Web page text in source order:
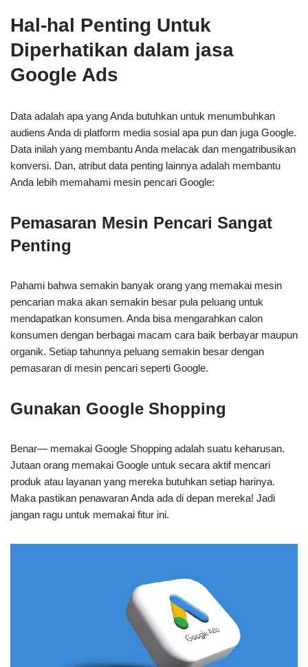
Hal-hal Penting Untuk
Diperhatikan dalam jasa
Google Ads
Data adalah apa yang Anda butuhkan untuk menumbuhkan
audiens Anda di platform media sosial apa pun dan juga Google.
Data inilah yang membantu Anda melacak dan mengatribusikan
konversi. Dan, atribut data penting lainnya adalah membantu
Anda lebih memahami mesin pencari Google:
Pemasaran Mesin Pencari Sangat
Penting
Pahami bahwa semakin banyak orang yang memakai mesin
pencarian maka akan semakin besar pula peluang untuk
mendapatkan konsumen. Anda bisa mengarahkan calon
konsumen dengan berbagai macam cara baik berbayar maupun
organik. Setiap tahunnya peluang semakin besar dengan
pemasaran di mesin pencari seperti Google.
Gunakan Google Shopping
Benar— memakai Google Shopping adalah suatu keharusan.
Jutaan orang memakai Google untuk secara aktif mencari
produk atau layanan yang mereka butuhkan setiap harinya.
Maka pastikan penawaran Anda ada di depan mereka! Jadi
jangan ragu untuk memakai fitur ini.